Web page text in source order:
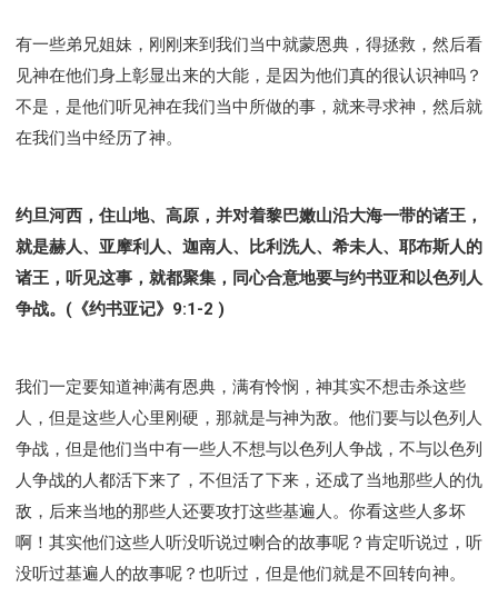
有一些弟兄姐妹，刚刚来到我们当中就蒙恩典，得拯救，然后看
见神在他们身上彰显出来的大能，是因为他们真的很认识神吗？
不是，是他们听见神在我们当中所做的事，就来寻求神，然后就
在我们当中经历了神。
约旦河西，住山地、高原，并对着黎巴嫩山沿大海一带的诸王，
就是赫人、亚摩利人、迦南人、比利洗人、希未人、耶布斯人的
诸王，听见这事，就都聚集，同心合意地要与约书亚和以色列人
争战。(《约书亚记》9:1-2 )
我们一定要知道神满有恩典，满有怜悯，神其实不想击杀这些
人，但是这些人心里刚硬，那就是与神为敌。他们要与以色列人
争战，但是他们当中有一些人不想与以色列人争战，不与以色列
人争战的人都活下来了，不但活了下来，还成了当地那些人的仇
敌，后来当地的那些人还要攻打这些基遍人。你看这些人多坏
啊！其实他们这些人听没听说过喇合的故事呢？肯定听说过，听
没听过基遍人的故事呢？也听过，但是他们就是不回转向神。